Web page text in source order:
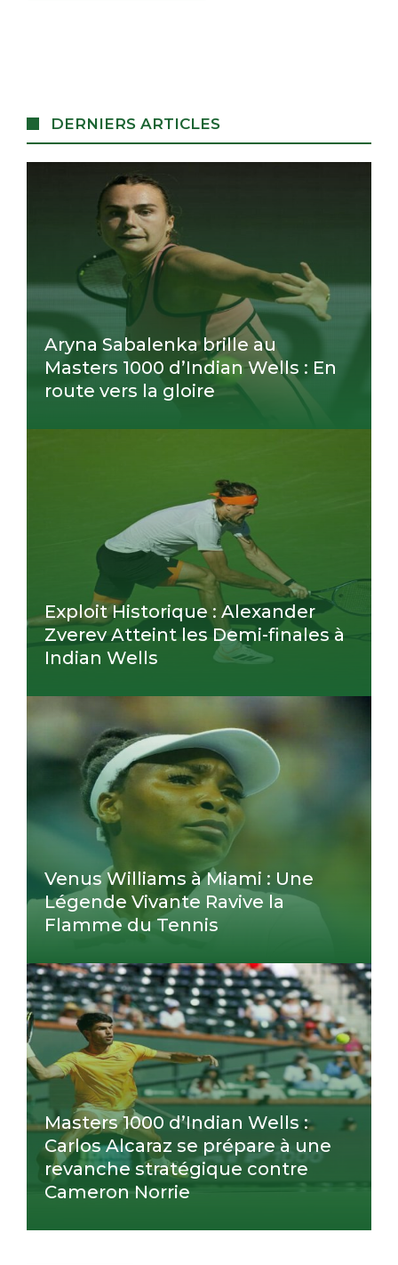
DERNIERS ARTICLES
Aryna Sabalenka brille au
Masters 1000 d’Indian Wells : En
route vers la gloire
Exploit Historique : Alexander
Zverev Atteint les Demi-finales à
Indian Wells
Venus Williams à Miami : Une
Légende Vivante Ravive la
Flamme du Tennis
Masters 1000 d’Indian Wells :
Carlos Alcaraz se prépare à une
revanche stratégique contre
Cameron Norrie